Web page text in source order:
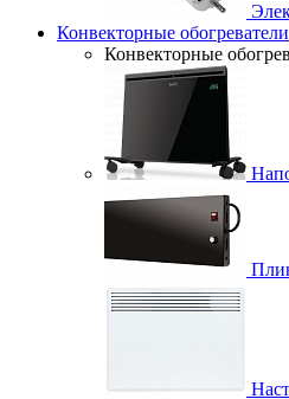
Конвекторные обогреватели
Конвекторные